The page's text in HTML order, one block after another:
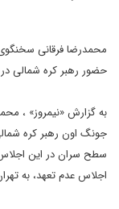
محمدرضا فرقانی
حضور رهبر کره شمالی در
به گزارش «نیمروز» ،
جونگ اون رهبر کره
سطح سران در این
اجلاس عدم تعهد، به